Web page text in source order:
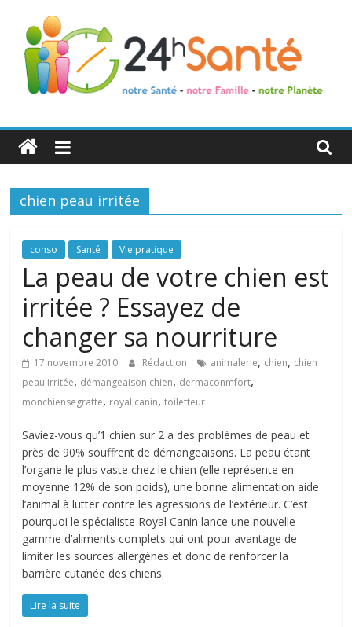
24h
Santé
La
de
toute
famille
chien peau irritée
conso Santé Vie pratique
La peau de votre chien est
irritée ? Essayez de
changer sa nourriture
17 novembre 2010 Rédaction animalerie, chien, chien
peau irritée, démangeaison chien, dermaconmfort,
monchiensegratte, royal canin,toiletteur
Saviez-vous qu’1 chien sur 2 a des problèmes de peau et
près de 90% souffrent de démangeaisons. La peau étant
l’organe le plus vaste chez le chien (elle représente en
moyenne 12% de son poids), une bonne alimentation aide
l’animal à lutter contre les agressions de l’extérieur. C’est
pourquoi le spécialiste Royal Canin lance une nouvelle
gamme d’aliments complets qui ont pour avantage de
limiter les sources allergènes et donc de renforcer la
barrière cutanée des chiens.
Lire la suite